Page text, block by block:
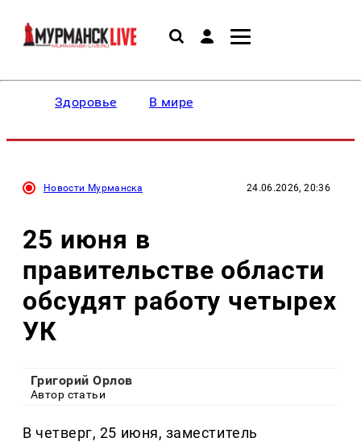
Здоровье В мире
Новости Мурманска 24.06.2026, 20:36
25 июня в
правительстве области
обсудят работу четырех
УК
Григорий Орлов
Автор статьи
В четверг, 25 июня, заместитель